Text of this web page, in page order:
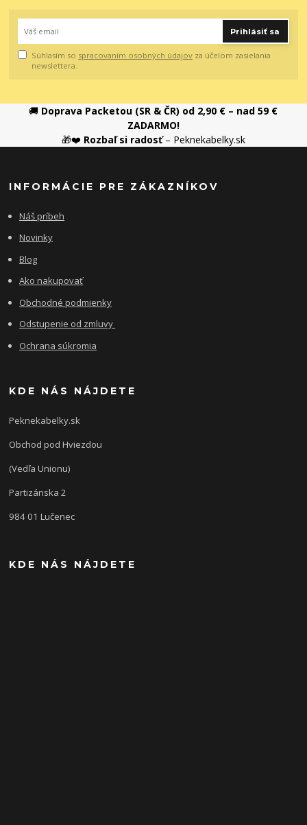
Prihlásiť sa
Súhlasím so spracovaním osobných údajov za účelom zasielania
newslettera.
🚚 Doprava Packetou (SR & ČR) od 2,90 € – nad 59 €
ZADARMO!
🎁❤️ Rozbaľ si radosť– Peknekabelky.sk
INFORMÁCIE PRE ZÁKAZNÍKOV
Náš príbeh
Novinky
Blog
Ako nakupovať
Obchodné podmienky
Odstupenie od zmluvy
Ochrana súkromia
KDE NÁS NÁJDETE
Peknekabelky.sk
Obchod pod Hviezdou
(Vedľa Unionu)
Partizánska 2
984 01 Lučenec
KDE NÁS NÁJDETE